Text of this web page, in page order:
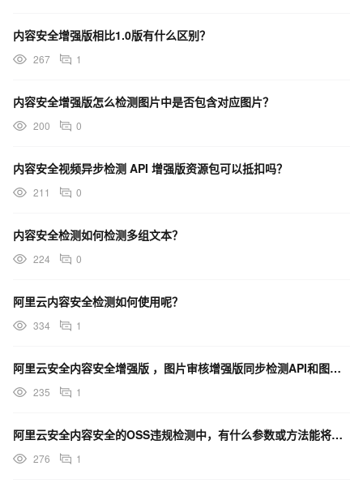
内容安全增强版相比1.0版有什么区别？
267 1
内容安全增强版怎么检测图片中是否包含对应图片？
200 0
内容安全视频异步检测 API 增强版资源包可以抵扣吗？
211 0
内容安全检测如何检测多组文本？
224 0
阿里云内容安全检测如何使用呢？
334 1
阿里云安全内容安全增强版 ，图片审核增强版同步检测API和图片审核增强版异步检测API有什么区别吗？
235 1
阿里云安全内容安全的OSS违规检测中，有什么参数或方法能将检测出来的违规图片直接删除吗？
276 1